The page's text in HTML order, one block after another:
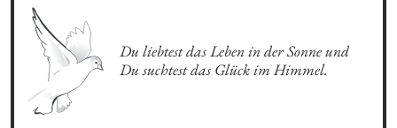
Du liebtest das Leben in der Sonne und
Du suchtest das Glück im Himmel.